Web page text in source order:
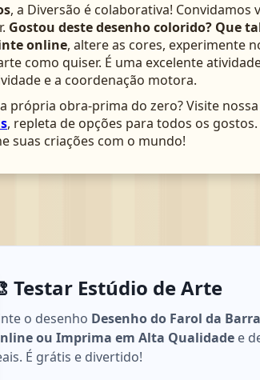
, a Diversão é colaborativa! Convidamos
Gostou deste desenho colorido? Que
online, altere as cores, experimente
como quiser. É uma excelente
e a coordenação motora.
própria obra-prima do zero? Visite
, repleta de opções para todos os
suas criações com o mundo!
Testar Estúdio de Arte
o desenho Desenho do Farol da
ou Imprima em Alta Qualidade e
É grátis e divertido!